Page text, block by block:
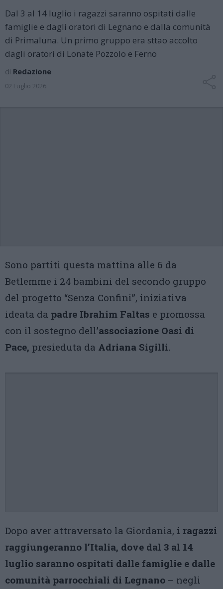
Dal 3 al 14 luglio i ragazzi saranno ospitati dalle
famiglie e dagli oratori di Legnano e dalla comunità
di Primaluna. Un primo gruppo era sttao accolto
dagli oratori di Lonate Pozzolo e Ferno
di Redazione
02 Luglio 2026
Sono partiti questa mattina alle 6 da
Betlemme i 24 bambini del secondo gruppo
del progetto “Senza Confini”, iniziativa
ideata da padre Ibrahim Faltas e promossa
con il sostegno dell’associazione Oasi di
Pace, presieduta da Adriana Sigilli.
Dopo aver attraversato la Giordania, i ragazzi
raggiungeranno l’Italia, dove dal 3 al 14
luglio saranno ospitati dalle famiglie e dalle
comunità parrocchiali di Legnano – negli